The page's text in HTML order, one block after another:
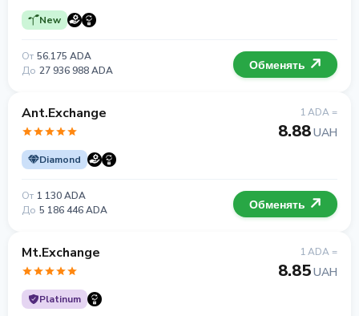
New
От 56.175 ADA
До 27 936 988 ADA Обменять
Ant.Exchange
Diamond
1 ADA =
8.88UAH
От 1 130 ADA
До 5 186 446 ADA Обменять
Mt.Exchange
Platinum
1 ADA =
8.85UAH